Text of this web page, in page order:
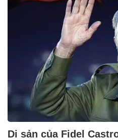
Di sản của Fidel